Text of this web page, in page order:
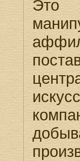
Это